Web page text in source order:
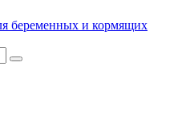
беременных и кормящих